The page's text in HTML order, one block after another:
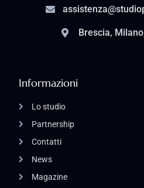
Informazioni
Lo studio
Partnership
Contatti
News
Magazine
Brescia,